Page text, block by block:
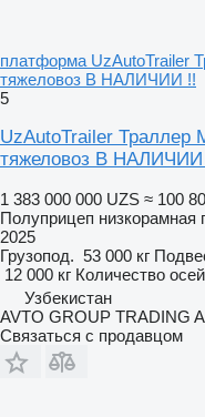
платформа UzAutoTrailer
тяжеловоз В НАЛИЧИИ !!
5
UzAutoTrailer Траллер
тяжеловоз В
1 383 000 000 UZS ≈ 100
Полуприцеп низкорамная
2025
Грузопод. 53 000 кг
12 000 кг Количество осей
Узбекистан
AVTO GROUP TRADING
Связаться с продавцом